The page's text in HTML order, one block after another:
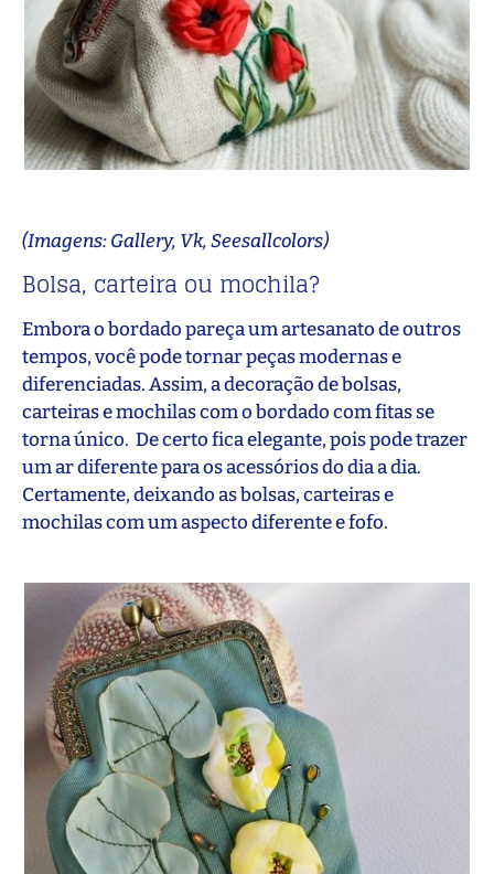
(Imagens: Gallery, Vk, Seesallcolors)
Bolsa, carteira ou mochila?
Embora o bordado pareça um artesanato de outros
tempos, você pode tornar peças modernas e
diferenciadas. Assim, a decoração de bolsas,
carteiras e mochilas com o bordado com fitas se
torna único. De certo fica elegante, pois pode trazer
um ar diferente para os acessórios do dia a dia.
Certamente, deixando as bolsas, carteiras e
mochilas com um aspecto diferente e fofo.